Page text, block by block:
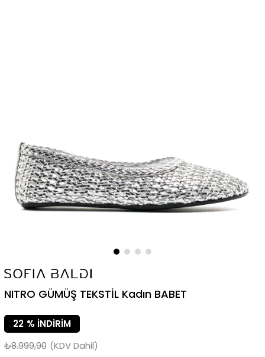
NITRO GÜMÜŞ TEKSTİL Kadın BABET
%
22
İNDIRIM
₺8.999,90 (KDV Dahil)